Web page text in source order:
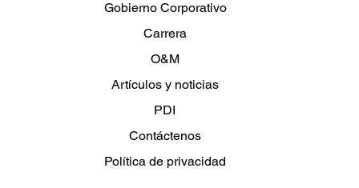
Gobierno Corporativo
Carrera
O&M
Artículos y noticias
PDI
Contáctenos
Política de privacidad